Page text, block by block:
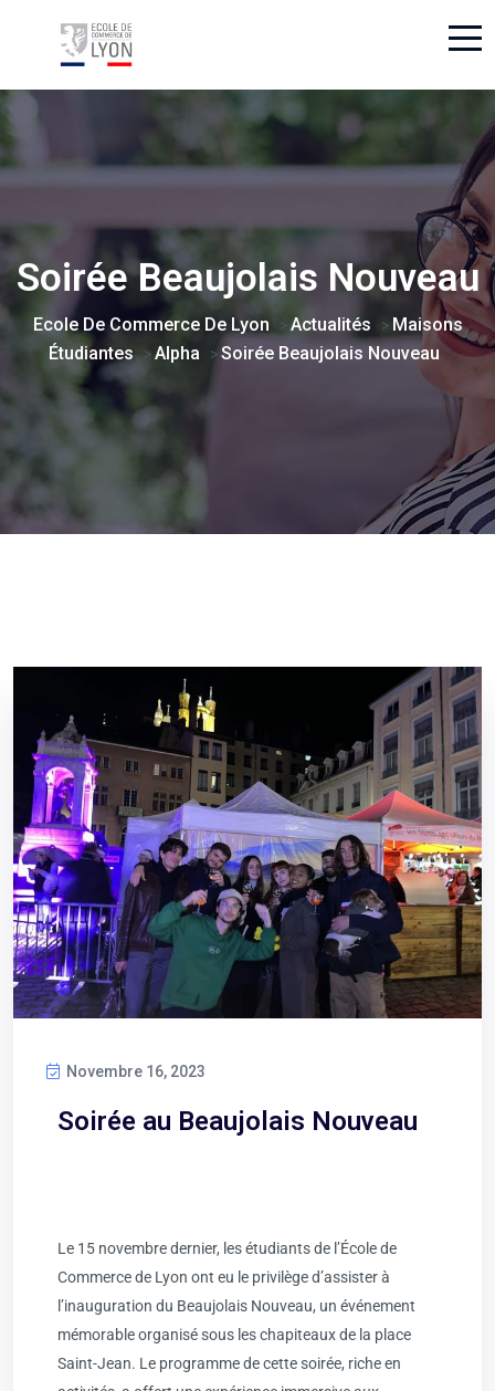
Soirée Beaujolais Nouveau
Ecole De Commerce De Lyon >Actualités > Maisons
Étudiantes
>Alpha >Soirée Beaujolais Nouveau
Novembre 16, 2023
Soirée au Beaujolais Nouveau
Le 15 novembre dernier, les étudiants de l’École de
Commerce de Lyon ont eu le privilège d’assister à
l’inauguration du Beaujolais Nouveau, un événement
mémorable organisé sous les chapiteaux de la place
Saint-Jean. Le programme de cette soirée, riche en